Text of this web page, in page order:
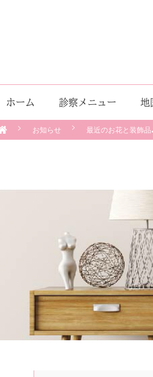
ホーム 診察メニュー 地
お知らせ 最近のお花と装飾